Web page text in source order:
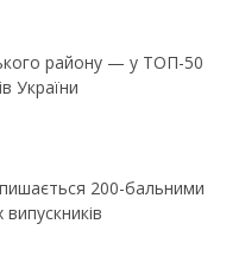
району — у ТОП-50
України
200-бальними